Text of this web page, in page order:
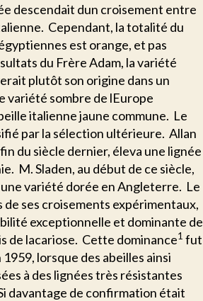
descendait dun croisement entre
Cependant, la totalité du
est orange, et pas
du Frère Adam, la variété
plutôt son origine dans un
sombre de lEurope
italienne jaune commune. Le
par la sélection ultérieure. Allan
du siècle dernier, éleva une lignée
M. Sladen, au début de ce siècle,
variété dorée en Angleterre. Le
de ses croisements expérimentaux,
exceptionnelle et dominante de
de lacariose. Cette dominance1 fut
lorsque des abeilles ainsi
à des lignées très résistantes
davantage de confirmation était